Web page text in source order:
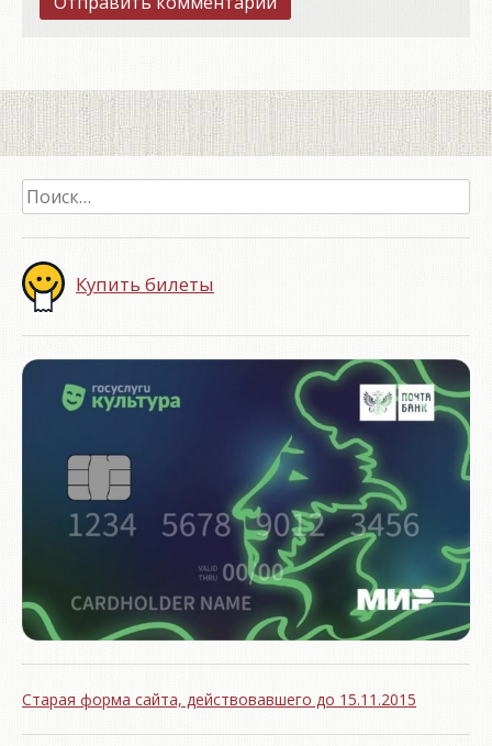
Найти:
Купить билеты
Старая форма сайта, действовавшего до 15.11.2015